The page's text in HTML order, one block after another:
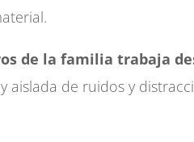
de la familia trabaja
aislada de ruidos y